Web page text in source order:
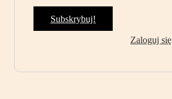
Subskrybuj!
Zaloguj się